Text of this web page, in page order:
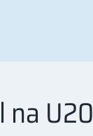
na U20